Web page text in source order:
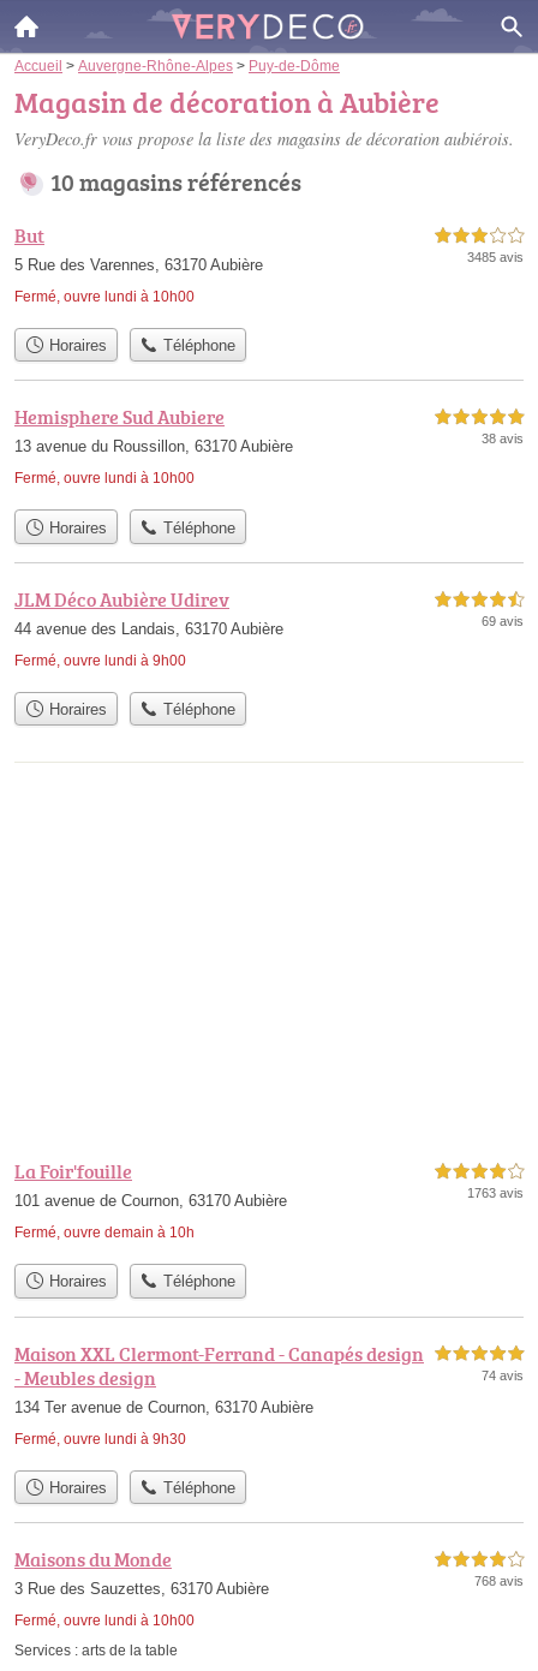
Accueil > Auvergne-Rhône-Alpes > Puy-de-Dôme
Magasin de décoration à Aubière
VeryDeco.fr vous propose la liste des magasins de décoration aubiérois.
10 magasins référencés
But
5 Rue des Varennes, 63170 Aubière
Fermé, ouvre lundi à 10h00
3,0 étoiles sur 5
3485 avis
Horaires Téléphone
Hemisphere Sud Aubiere
13 avenue du Roussillon, 63170 Aubière
Fermé, ouvre lundi à 10h00
5,0 étoiles sur 5
38 avis
Horaires Téléphone
JLM Déco Aubière Udirev
44 avenue des Landais, 63170 Aubière
Fermé, ouvre lundi à 9h00
4,5 étoiles sur 5
69 avis
Horaires Téléphone
La Foir'fouille
101 avenue de Cournon, 63170 Aubière
Fermé, ouvre demain à 10h
4,0 étoiles sur 5
1763 avis
Horaires Téléphone
Maison XXL Clermont-Ferrand - Canapés design
- Meubles design
134 Ter avenue de Cournon, 63170 Aubière
Fermé, ouvre lundi à 9h30
5,0 étoiles sur 5
74 avis
Horaires Téléphone
Maisons du Monde
3 Rue des Sauzettes, 63170 Aubière
Fermé, ouvre lundi à 10h00
4,0 étoiles sur 5
768 avis
Services : arts de la table